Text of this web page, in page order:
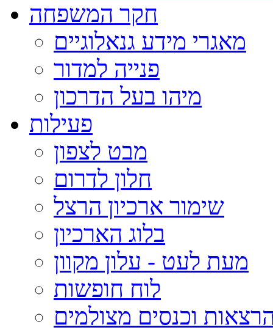
חקר המשפחה
מאגרי מידע גנאלוגיים
פנייה למדור
מיהו בעל הדרכון
פעילות
מבט לצפון
חלון לדרום
שימור ארכיון הרצל
בלוג הארכיון
מעת לעט - עלון מקוון
לוח חופשות
וכנסים מצולמים